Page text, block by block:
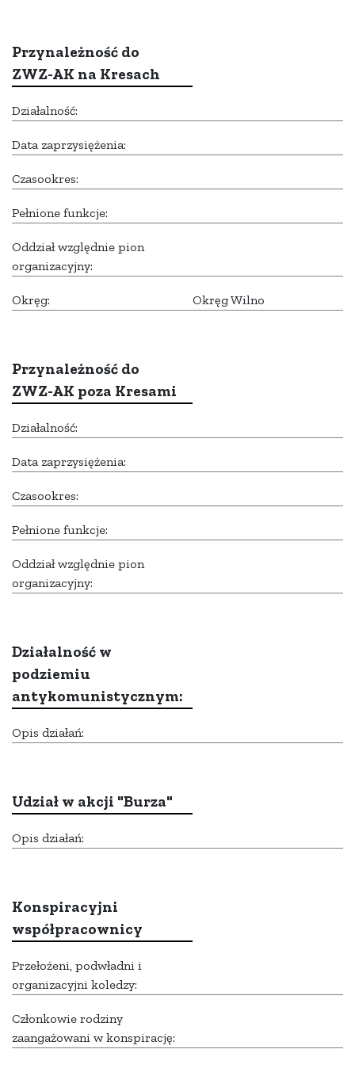
Przynależność do
ZWZ-AK na Kresach
Działalność:
Data zaprzysiężenia:
Czasookres:
Pełnione funkcje:
Oddział względnie pion
organizacyjny:
Okręg: Okręg Wilno
Przynależność do
ZWZ-AK poza Kresami
Działalność:
Data zaprzysiężenia:
Czasookres:
Pełnione funkcje:
Oddział względnie pion
organizacyjny:
Działalność w
podziemiu
antykomunistycznym:
Opis działań:
Udział w akcji "Burza"
Opis działań:
Konspiracyjni
współpracownicy
Przełożeni, podwładni i
organizacyjni koledzy:
Członkowie rodziny
zaangażowani w konspirację: